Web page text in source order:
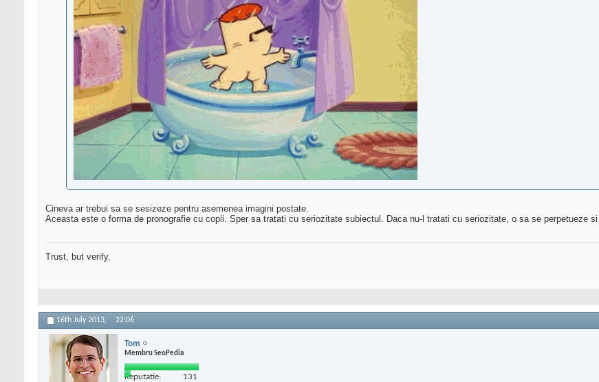
Cineva ar trebui sa se sesizeze pentru asemenea imagini postate.
Aceasta este o forma de pronografie cu copii. Sper sa tratati cu seriozitate subiectul. Daca nu-l tratati cu seriozitate, o sa se perpetueze
Trust, but verify.
16th July 2013, 22:06
Tom
Membru SeoPedia
Reputatie: 131